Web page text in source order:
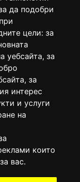
да подобри
цели: за
уебсайта, за
, за
интерес
и услуги
на
които
вас.
в националния
национална